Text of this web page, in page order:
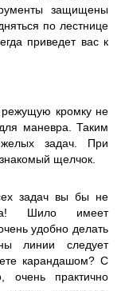
защищены
по лестнице
приведет вас к
кромку не
маневра. Таким
задач. При
щелчок.
задач вы бы не
Шило имеет
удобно делать
линии следует
карандашом? С
практично